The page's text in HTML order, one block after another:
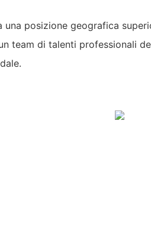
una posizione geografica
team di talenti professionali